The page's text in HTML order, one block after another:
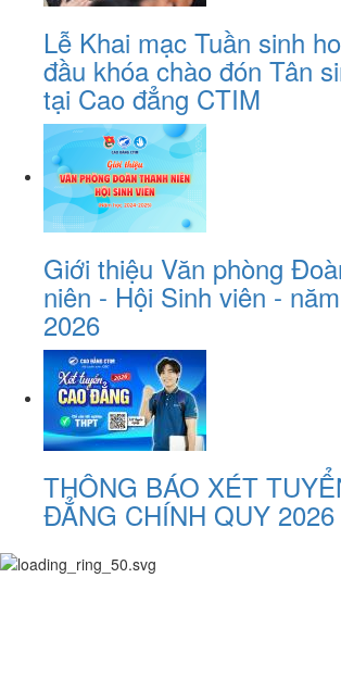
Lễ Khai mạc Tuần sinh
đầu khóa chào đón Tân
tại Cao đẳng CTIM
Giới thiệu Văn phòng
niên - Hội Sinh viên -
2026
THÔNG BÁO XÉT
ĐẲNG CHÍNH QUY 2026